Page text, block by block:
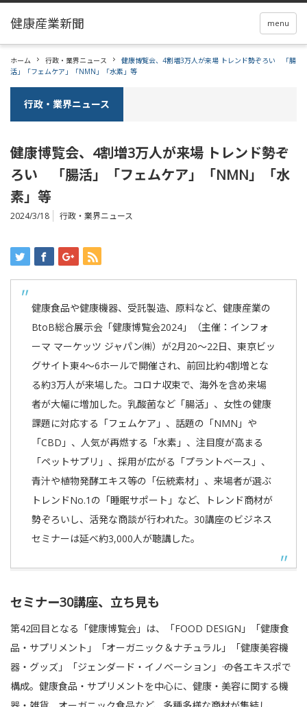
menu
ホーム 行政・業界ニュース
健康博覧会、4割増3万人が来場 トレンド勢ぞろい 「腸
活」「フェムケア」「NMN」「水素」等
行政・業界ニュース
健康博覧会、4割増3万人が来場 トレンド勢ぞ
ろい 「腸活」「フェムケア」「NMN」「水
素」等
2024/3/18 行政・業界ニュース
健康食品や健康機器、受託製造、原料など、健康産業の
BtoB総合展示会「健康博覧会2024」（主催：インフォ
ーマ マーケッツ ジャパン㈱）が2月20〜22日、東京ビッ
グサイト東4〜6ホールで開催され、前回比約4割増とな
る約3万人が来場した。コロナ収束で、海外を含め来場
者が大幅に増加した。乳酸菌など「腸活」、女性の健康
課題に対応する「フェムケア」、話題の「NMN」や
「CBD」、人気が再燃する「水素」、注目度が高まる
「ペットサプリ」、採用が広がる「プラントベース」、
青汁や植物発酵エキス等の「伝統素材」、来場者が選ぶ
トレンドNo.1の「睡眠サポート」など、トレンド商材が
勢ぞろいし、活発な商談が行われた。30講座のビジネス
セミナーは延べ約3,000人が聴講した。
セミナー30講座、立ち見も
第42回目となる「健康博覧会」は、「FOOD DESIGN」「健康食
品・サプリメント」「オーガニック＆ナチュラル」「健康美容機
器・グッズ」「ジェンダード・イノベーション」―― の各エキスポで
構成。健康食品・サプリメントを中心に、健康・美容に関する機